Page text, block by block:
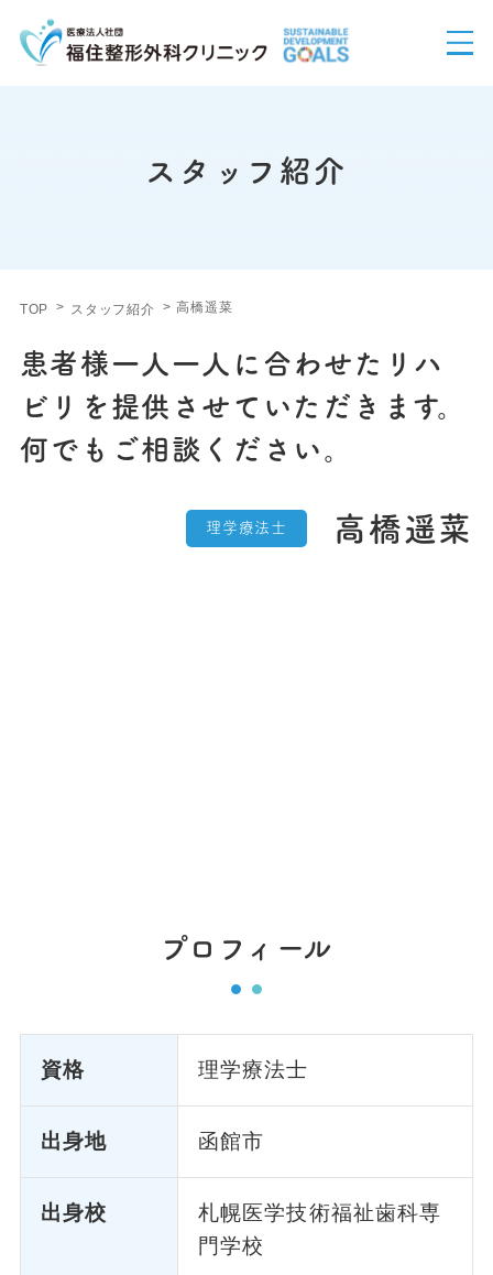
スタッフ紹介
TOP スタッフ紹介 高橋遥菜
患者様一人一人に合わせたリハ
ビリを提供させていただきます。
何でもご相談ください。
理学療法士 高橋遥菜
プロフィール
資格 理学療法士
出身地 函館市
出身校
札幌医学技術福祉歯科専
門学校